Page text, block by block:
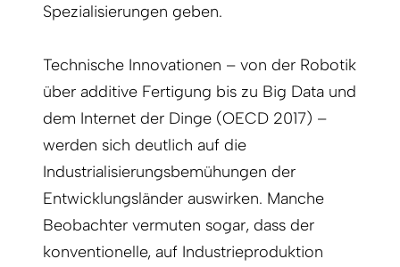
Spezialisierungen geben.
Technische Innovationen – von der Robotik
über additive Fertigung bis zu Big Data und
dem Internet der Dinge (OECD 2017) –
werden sich deutlich auf die
Industrialisierungsbemühungen der
Entwicklungsländer auswirken. Manche
Beobachter vermuten sogar, dass der
konventionelle, auf Industrieproduktion